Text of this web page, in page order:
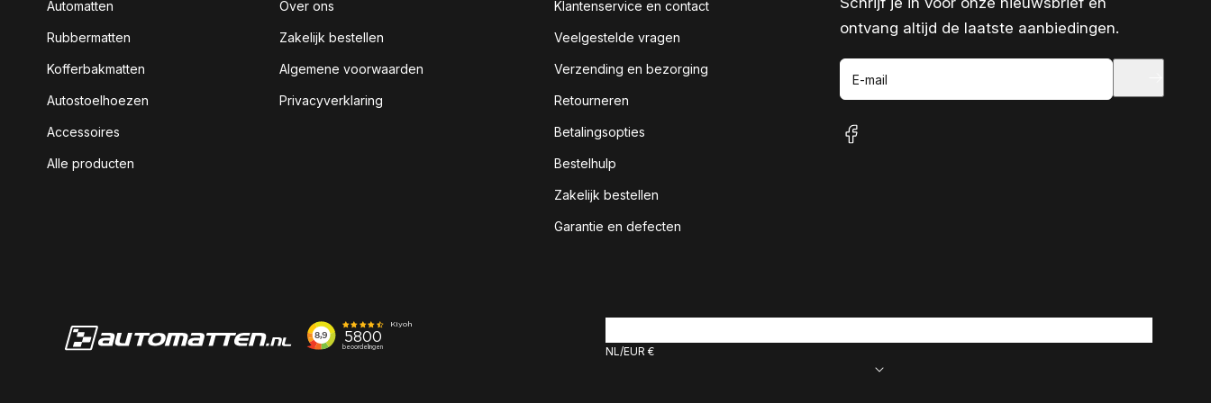
Automatten
Rubbermatten
Kofferbakmatten
Autostoelhoezen
Accessoires
Alle producten
Over ons
Zakelijk bestellen
Algemene voorwaarden
Privacyverklaring
Klantenservice en contact
Veelgestelde vragen
Verzending en bezorging
Retourneren
Betalingsopties
Bestelhulp
Zakelijk bestellen
Garantie en defecten
ontvang altijd de laatste aanbiedingen.
E-mail
facebook
NL EUR €